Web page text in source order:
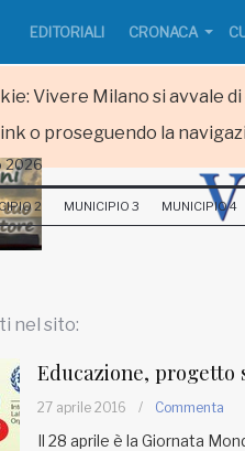
Vivere Milano si avvale
o proseguendo la
EDITORIALI CRONACA
2026
2 MUNICIPIO 3 MUNICIPIO 4
nel sito:
Educazione, progetto
27 aprile 2016 / Commenta
Il 28 aprile è la Giornata